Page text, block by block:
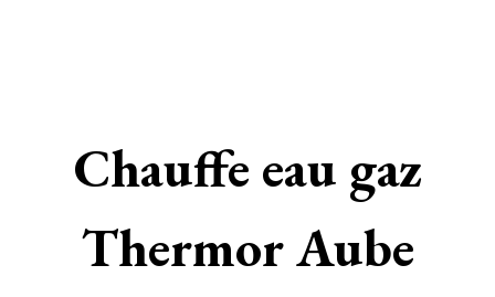
Chauffe eau gaz
Thermor Aube